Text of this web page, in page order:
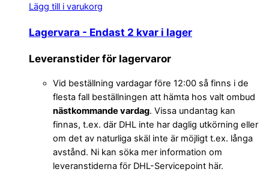
Lägg till i varukorg
Lagervara - Endast 2 kvar i lager
Leveranstider för lagervaror
Vid beställning vardagar före 12:00 så finns i de
flesta fall beställningen att hämta hos valt ombud
nästkommande vardag. Vissa undantag kan
finnas, t.ex. där DHL inte har daglig utkörning eller
om det av naturliga skäl inte är möjligt t.ex. långa
avstånd. Ni kan söka mer information om
leveranstiderna för DHL-Servicepoint här.